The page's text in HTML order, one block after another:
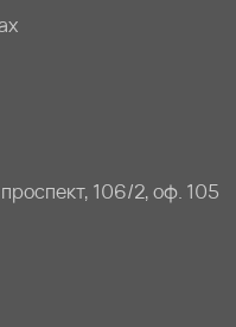
106/2, оф. 105